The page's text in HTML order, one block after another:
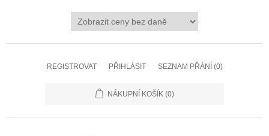
REGISTROVAT PŘIHLÁSIT SEZNAM PŘÁNÍ (0)
NÁKUPNÍ KOŠÍK (0)